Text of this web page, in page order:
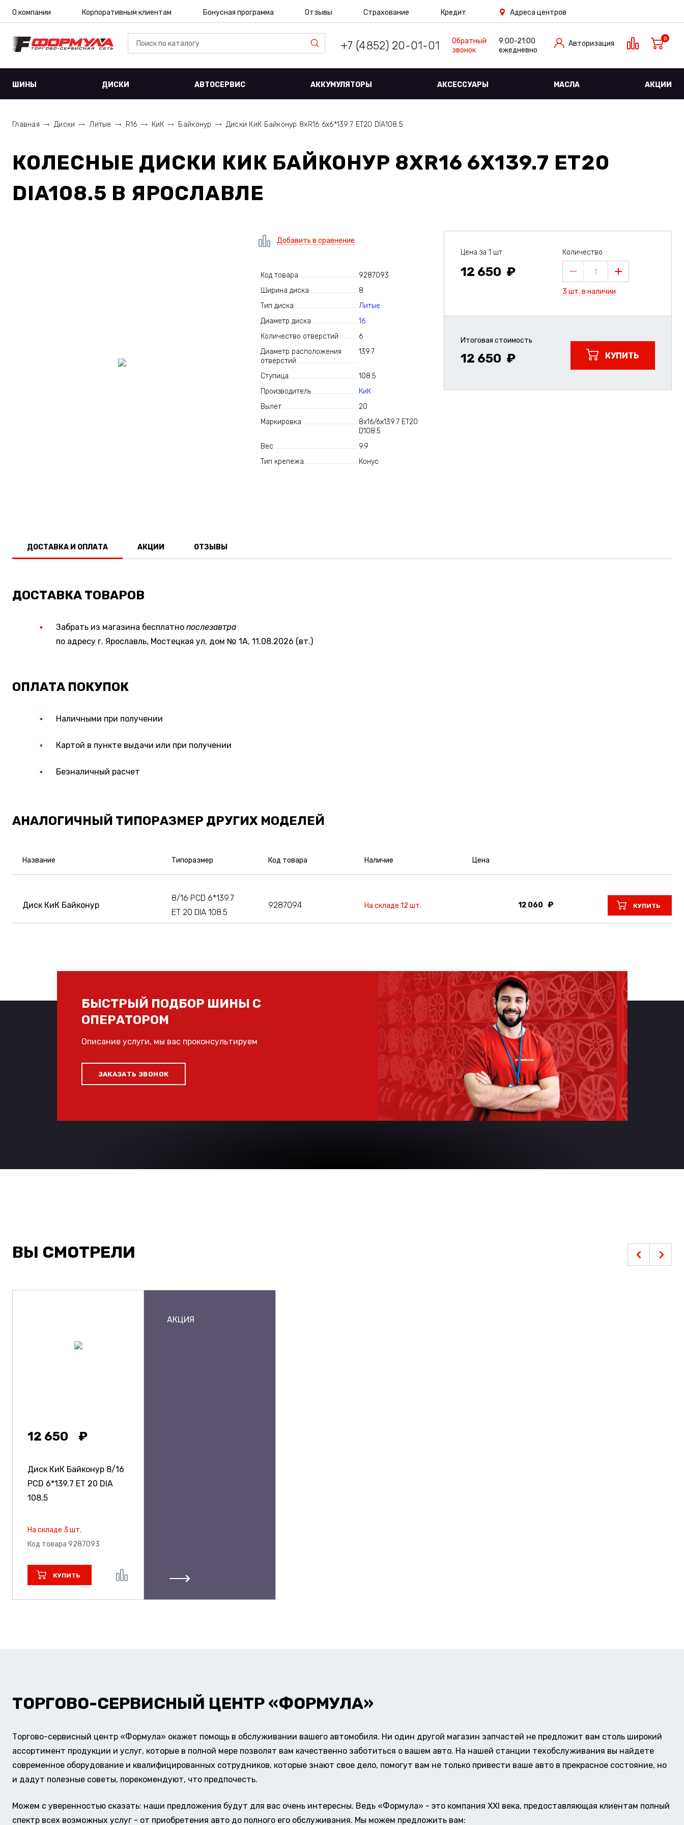
О компании Корпоративным клиентам Бонусная программа Отзывы Страхование Кредит Адреса центров
+7 (4852) 20-01-01
Обратный
звонок
9:00-21:00
ежедневно
Авторизация
0
ШИНЫ ДИСКИ АВТОСЕРВИС АККУМУЛЯТОРЫ АКСЕССУАРЫ МАСЛА АКЦИИ
Главная Диски Литые R16 КиК Байконур Диски КиК Байконур 8xR16 6x6*139.7 ET20 DIA108.5
КОЛЕСНЫЕ ДИСКИ КИК БАЙКОНУР 8XR16 6X139.7 ET20
DIA108.5 В ЯРОСЛАВЛЕ
Добавить в сравнение
Код товара
9287093
Ширина диска
8
Тип диска
Литые
Диаметр диска
16
Количество отверстий
6
Диаметр расположения
отверстий
139.7
Ступица
108.5
Производитель
КиК
Вылет
20
Маркировка
8x16/6x139.7 ET20
D108.5
Вес
9.9
Тип крепежа
Конус
Цена за 1 шт.
12 650
Количество
1
3 шт. в наличии
Итоговая стоимость
12 650 КУПИТЬ
ДОСТАВКА И ОПЛАТА АКЦИИ ОТЗЫВЫ
ДОСТАВКА ТОВАРОВ
Забрать из магазина бесплатно послезавтра
по адресу г. Ярославль, Мостецкая ул, дом № 1А, 11.08.2026 (вт.)
ОПЛАТА ПОКУПОК
Наличными при получении
Картой в пункте выдачи или при получении
Безналичный расчет
АНАЛОГИЧНЫЙ ТИПОРАЗМЕР ДРУГИХ МОДЕЛЕЙ
Название Типоразмер Код товара Наличие Цена
Диск КиК Байконур
8/16 PCD 6*139.7
ET 20 DIA 108.5
9287094 На складе 12 шт. 12 060 КУПИТЬ
БЫСТРЫЙ ПОДБОР ШИНЫ С
ОПЕРАТОРОМ
Описание услуги, мы вас проконсультируем
ЗАКАЗАТЬ ЗВОНОК
ВЫ СМОТРЕЛИ
12 650
Диск КиК Байконур 8/16
PCD 6*139.7 ET 20 DIA
108.5
На складе 3 шт.
Код товара 9287093
КУПИТЬ
АКЦИЯ
ТОРГОВО-СЕРВИСНЫЙ ЦЕНТР «ФОРМУЛА»
Торгово-сервисный центр «Формула» окажет помощь в обслуживании вашего автомобиля. Ни один другой магазин запчастей не предложит вам столь широкий
ассортимент продукции и услуг, которые в полной мере позволят вам качественно заботиться о вашем авто. На нашей станции техобслуживания вы найдете
современное оборудование и квалифицированных сотрудников, которые знают свое дело, помогут вам не только привести ваше авто в прекрасное состояние, но
и дадут полезные советы, порекомендуют, что предпочесть.
Можем с уверенностью сказать: наши предложения будут для вас очень интересны. Ведь «Формула» - это компания XXI века, предоставляющая клиентам полный
спектр всех возможных услуг - от приобретения авто до полного его обслуживания. Мы можем предложить вам: